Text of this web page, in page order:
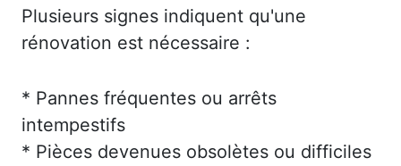
Plusieurs signes indiquent qu'une
rénovation est nécessaire :
* Pannes fréquentes ou arrêts
intempestifs
* Pièces devenues obsolètes ou difficiles